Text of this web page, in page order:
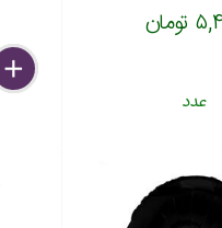
عدد
delete
remove
add